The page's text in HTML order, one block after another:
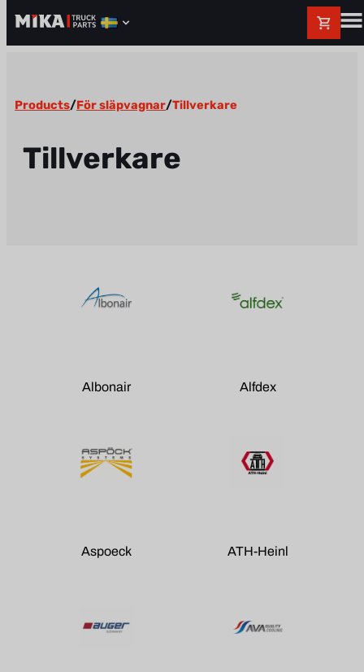
Products/För släpvagnar/Tillverkare
Tillverkare
Albonair Alfdex
Aspoeck ATH-Heinl